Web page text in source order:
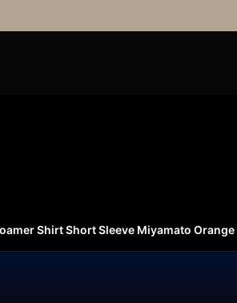
Shirt Short Sleeve Miyamato